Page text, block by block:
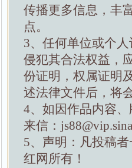
传播更多信息，丰
点。
3、任何单位或个
侵犯其合法权益，
份证明，权属证明
述法律文件后，将
4、如因作品内容
来信：
5、声明：凡投稿
红网所有！